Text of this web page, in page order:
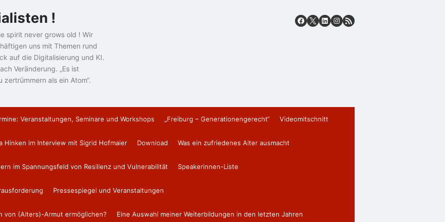
!
spirit never grows old ! Wir
uns mit Themen rund
auf die Digitalisierung und KI.
Veränderung. „Es ist
als ein Atom“.
Veranstaltungen, Seminare und Workshops „Freiburg – Generationengerecht“ Videomitschnitt
Hinken im Interview mit Sigrid Hofmaier Download Was ein zufriedenes Alter ausmacht
im Spannungsfeld von Resilienz und Vulnerabilität Speakerinnen-Liste
Pressespiegel und Veranstaltungen
von (Alters)-Armut ermöglichen? Eine Auswahl meiner Weiterbildungen in den letzten Jahren